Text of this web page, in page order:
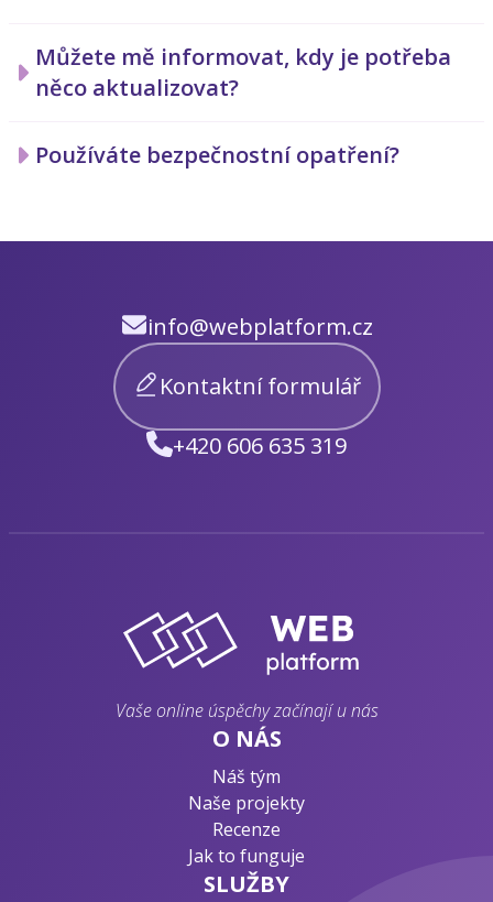
Můžete mě informovat, kdy je potřeba
něco aktualizovat?
Používáte bezpečnostní opatření?
info@webplatform.cz
Kontaktní formulář
+420 606 635 319
Vaše online úspěchy začínají u nás
O NÁS
Náš tým
Naše projekty
Recenze
Jak to funguje
SLUŽBY